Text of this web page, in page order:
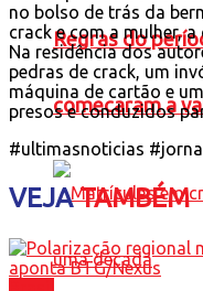
Regras do
comecaram a
no bolso de trás da
crack e com a mulher,
Na residência dos
pedras de crack, um
máquina de cartão e
presos e conduzidos
#ultimasnoticias
VEJATAMBÉM